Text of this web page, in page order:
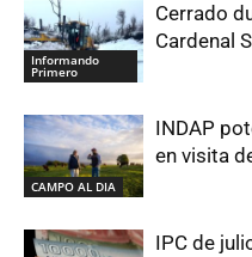
Informando
Primero
Cerrado
Cardenal
CAMPO AL DIA
INDAP
en visita
IPC de